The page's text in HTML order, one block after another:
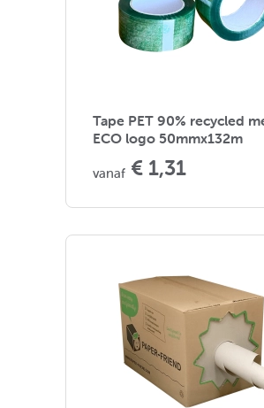
Tape PET 90% recycled
ECO logo 50mmx132m
vanaf € 1,31